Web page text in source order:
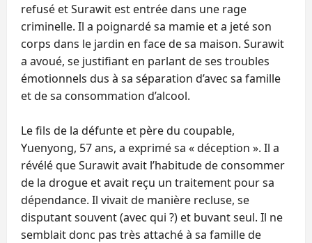
refusé et Surawit est entrée dans une rage
criminelle. Il a poignardé sa mamie et a jeté son
corps dans le jardin en face de sa maison. Surawit
a avoué, se justifiant en parlant de ses troubles
émotionnels dus à sa séparation d’avec sa famille
et de sa consommation d’alcool.
Le fils de la défunte et père du coupable,
Yuenyong, 57 ans, a exprimé sa « déception ». Il a
révélé que Surawit avait l’habitude de consommer
de la drogue et avait reçu un traitement pour sa
dépendance. Il vivait de manière recluse, se
disputant souvent (avec qui ?) et buvant seul. Il ne
semblait donc pas très attaché à sa famille de